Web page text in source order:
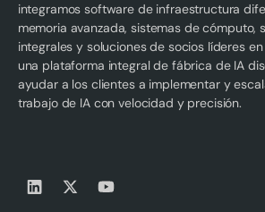
integramos software de infraestructura
memoria avanzada, sistemas de cómputo,
integrales y soluciones de socios líderes
una plataforma integral de fábrica de IA
ayudar a los clientes a implementar y
trabajo de IA con velocidad y precisión.